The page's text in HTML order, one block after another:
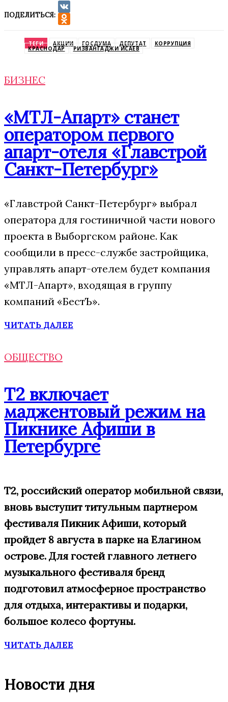
ПОДЕЛИТЬСЯ:
VK
ТЕГИ АКЦИИ ГОСДУМА ДЕПУТАТ КОРРУПЦИЯ
КРАСНОДАР РИЗВАНГАДЖИ ИСАЕВ
БИЗНЕС
«МТЛ-Апарт» станет
оператором первого
апарт-отеля «Главстрой
Санкт-Петербург»
«Главстрой Санкт-Петербург» выбрал
оператора для гостиничной части нового
проекта в Выборгском районе. Как
сообщили в пресс-службе застройщика,
управлять апарт-отелем будет компания
«МТЛ-Апарт», входящая в группу
компаний «БестЪ».
ЧИТАТЬ ДАЛЕЕ
ОБЩЕСТВО
Т2 включает
маджентовый режим на
Пикнике Афиши в
Петербурге
Т2, российский оператор мобильной связи,
вновь выступит титульным партнером
фестиваля Пикник Афиши, который
пройдет 8 августа в парке на Елагином
острове. Для гостей главного летнего
музыкального фестиваля бренд
подготовил атмосферное пространство
для отдыха, интерактивы и подарки,
большое колесо фортуны.
ЧИТАТЬ ДАЛЕЕ
Новости дня